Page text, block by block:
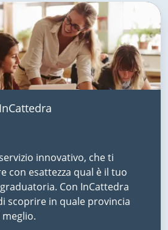
innovativo, che ti
con esattezza qual è il tuo
Con InCattedra
scoprire in quale provincia